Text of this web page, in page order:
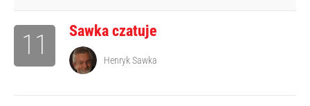
Sawka czatuje
11 Henryk Sawka